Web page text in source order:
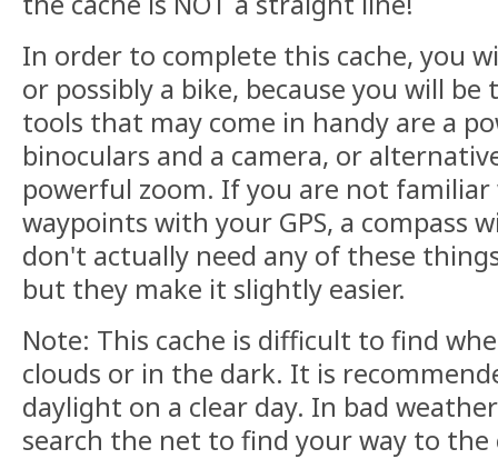
In order to complete this cache, you
or possibly a bike, because you will
tools that may come in handy are a
binoculars and a camera, or
powerful zoom. If you are not
waypoints with your GPS, a compass
don't actually need any of these
but they make it slightly easier.
Note: This cache is difficult to find
clouds or in the dark. It is
daylight on a clear day. In bad
search the net to find your way to the